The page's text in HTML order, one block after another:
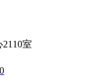
2110室